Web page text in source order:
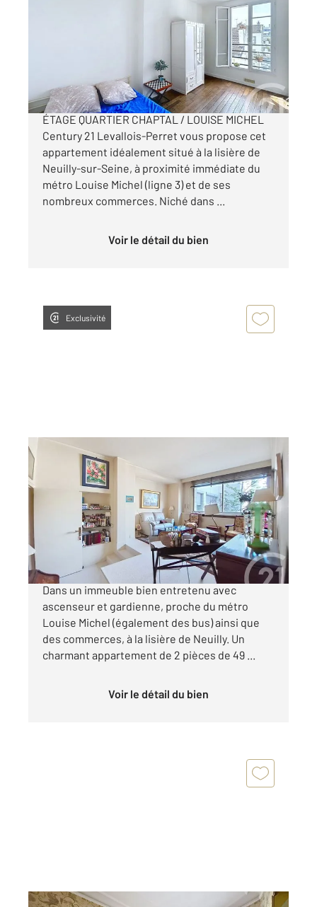
Appartement F3 à vendre
440 000 €
TROIS PIÈCES TRAVERSANT AU DERNIER
ÉTAGE QUARTIER CHAPTAL / LOUISE MICHEL
Century 21 Levallois-Perret vous propose cet
appartement idéalement situé à la lisière de
Neuilly-sur-Seine, à proximité immédiate du
métro Louise Michel (ligne 3) et de ses
nombreux commerces. Niché dans ...
Voir le détail du bien
Exclusivité
LEVALLOIS PERRET 92
2, 2 pièces
Ref : 3179
Appartement F2 à vendre
395 000 €
DEUX PIECES PROCHE NEUILLY ET METRO
Dans un immeuble bien entretenu avec
ascenseur et gardienne, proche du métro
Louise Michel (également des bus) ainsi que
des commerces, à la lisière de Neuilly. Un
charmant appartement de 2 pièces de 49 ...
Voir le détail du bien